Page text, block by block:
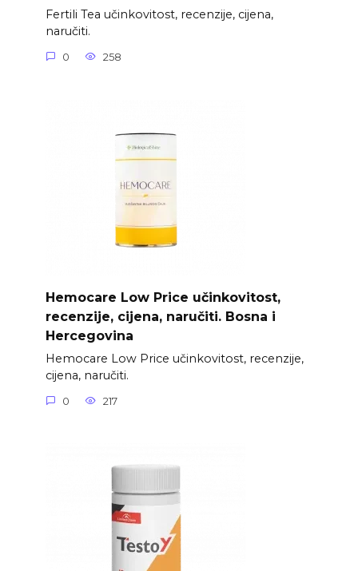
Fertili Tea učinkovitost, recenzije, cijena,
naručiti.
0 258
Hemocare Low Price učinkovitost,
recenzije, cijena, naručiti. Bosna i
Hercegovina
Hemocare Low Price učinkovitost, recenzije,
cijena, naručiti.
0 217